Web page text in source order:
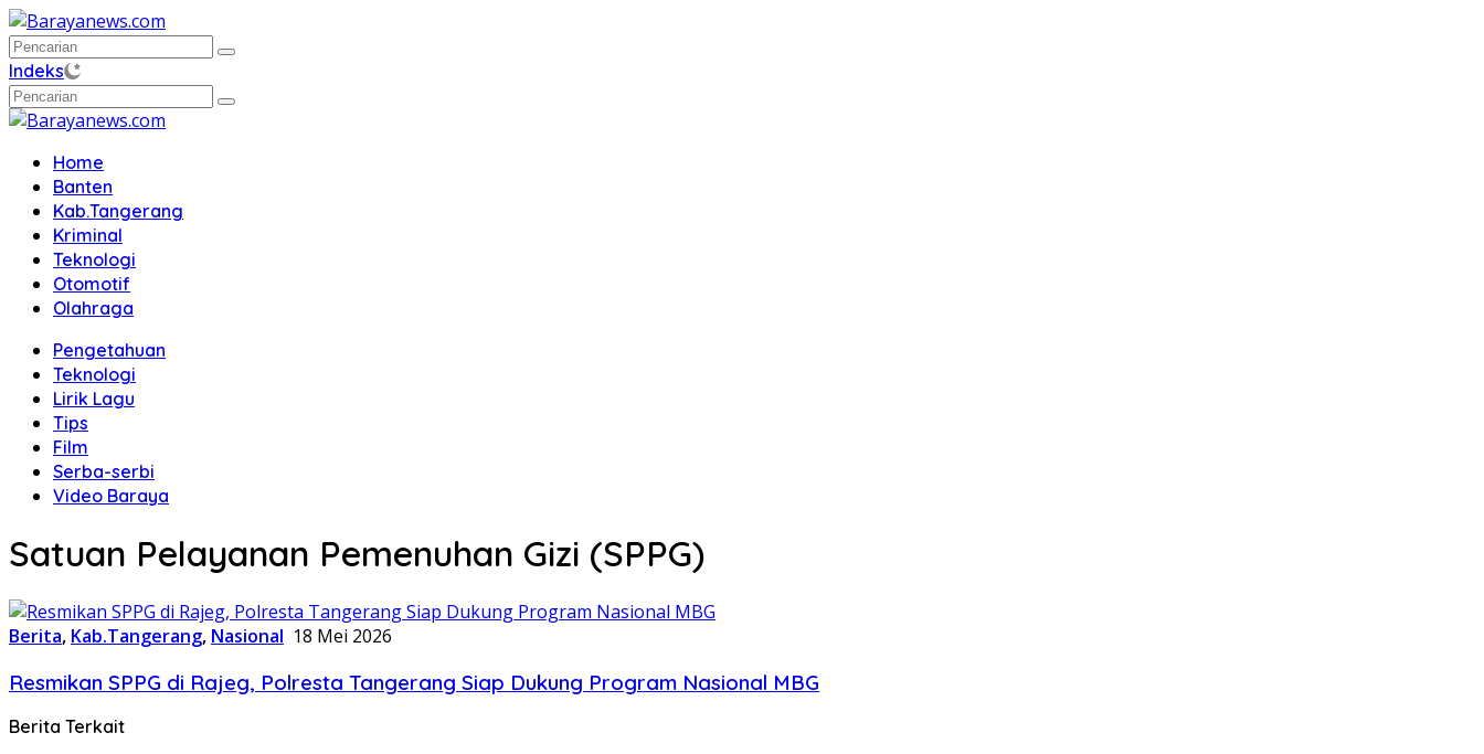
Langsung
ke
konten
Indeks
Home
Banten
Kab.Tangerang
Kriminal
Teknologi
Otomotif
Olahraga
Pengetahuan
Teknologi
Lirik Lagu
Tips
Film
Serba-serbi
Video Baraya
Satuan Pelayanan Pemenuhan Gizi (SPPG)
Berita, Kab.Tangerang, Nasional 18 Mei 2026
Resmikan SPPG di Rajeg, Polresta Tangerang Siap Dukung Program Nasional MBG
Berita Terkait